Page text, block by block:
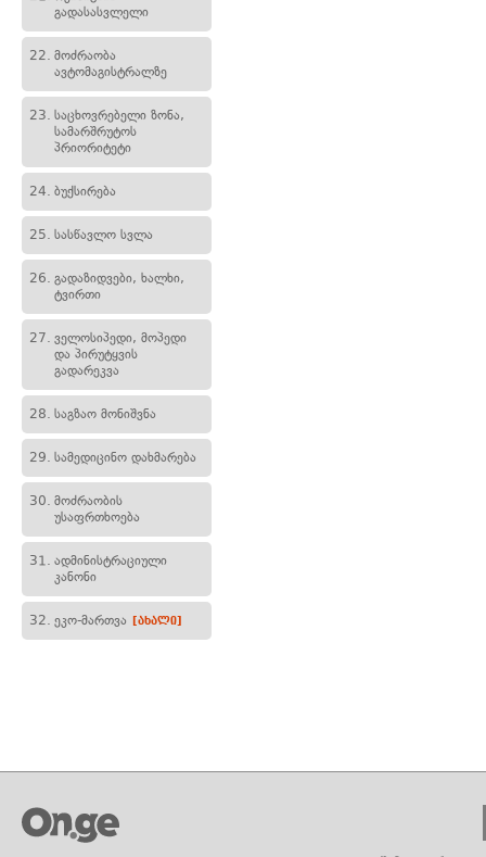
გადასასვლელი
22. მოძრაობა
ავტომაგისტრალზე
23. საცხოვრებელი ზონა,
სამარშრუტოს
პრიორიტეტი
24. ბუქსირება
25. სასწავლო სვლა
26. გადაზიდვები, ხალხი,
ტვირთი
27. ველოსიპედი, მოპედი
და პირუტყვის
გადარეკვა
28. საგზაო მონიშვნა
29. სამედიცინო დახმარება
30. მოძრაობის
უსაფრთხოება
31. ადმინისტრაციული
კანონი
32. ეკო-მართვა [ახალი]